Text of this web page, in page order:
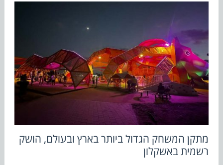
מתקן המשחק הגדול ביותר בארץ ובעולם, הושק
רשמית באשקלון